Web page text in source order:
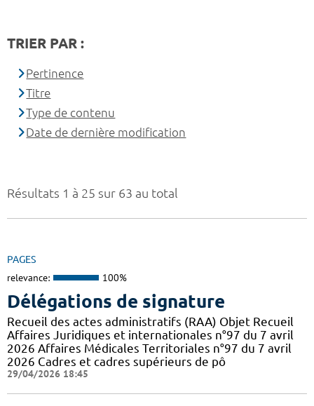
Résultats 1 à 25 sur 63 au total
PAGES
relevance: 100%
Délégations de signature
Recueil des actes administratifs (RAA) Objet Recueil
Affaires Juridiques et internationales n°97 du 7 avril
2026 Affaires Médicales Territoriales n°97 du 7 avril
2026 Cadres et cadres supérieurs de pô
29/04/2026 18:45
TRIER PAR :
Pertinence
Titre
Type de contenu
Date de dernière modification